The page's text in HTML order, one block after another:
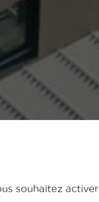
souhaitez activer